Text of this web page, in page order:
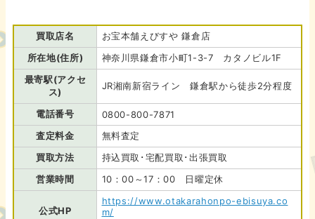
買取店名
お宝本舗えびすや 鎌倉店
所在地(住所)
神奈川県鎌倉市小町1-3-7 カタノビル1F
最寄駅(アクセ
ス)
JR湘南新宿ライン 鎌倉駅から徒歩2分程度
電話番号
0800-800-7871
査定料金
無料査定
買取方法
持込買取･宅配買取･出張買取
営業時間
10：00～17：00 日曜定休
公式HP
https://www.otakarahonpo-ebisuya.co
m/